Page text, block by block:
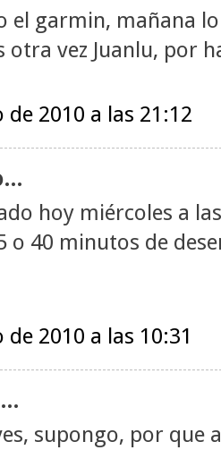
el garmin, mañana
otra vez Juanlu, por
2010 a las 21:12
hoy miércoles a
o 40 minutos de
2010 a las 10:31
supongo, por que